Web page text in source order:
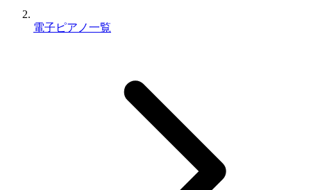
電子ピアノ一覧